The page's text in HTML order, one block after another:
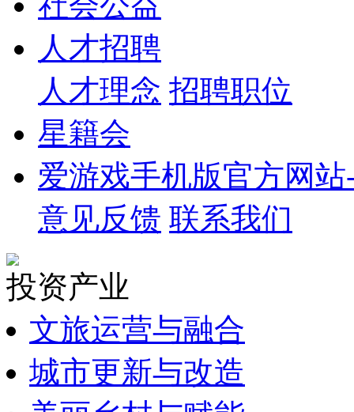
人才招聘
人才理念 招聘职位
星籍会
爱游戏手机版官方网
意见反馈 联系我们
投资产业
文旅运营与融合
城市更新与改造